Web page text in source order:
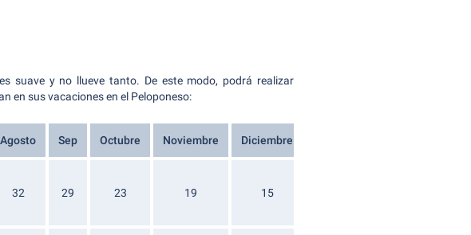
suave y no llueve tanto. De este modo, podrá realizar
en sus vacaciones en el Peloponeso:
Agosto Sep Octubre Noviembre Diciembre
32 29 23 19 15